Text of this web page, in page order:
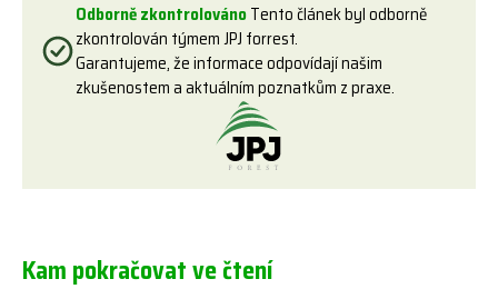
Odborně zkontrolovánoTento článek byl odborně
zkontrolován týmem JPJ forrest.
Garantujeme, že informace odpovídají našim
zkušenostem a aktuálním poznatkům z praxe.
Kam pokračovat ve čtení